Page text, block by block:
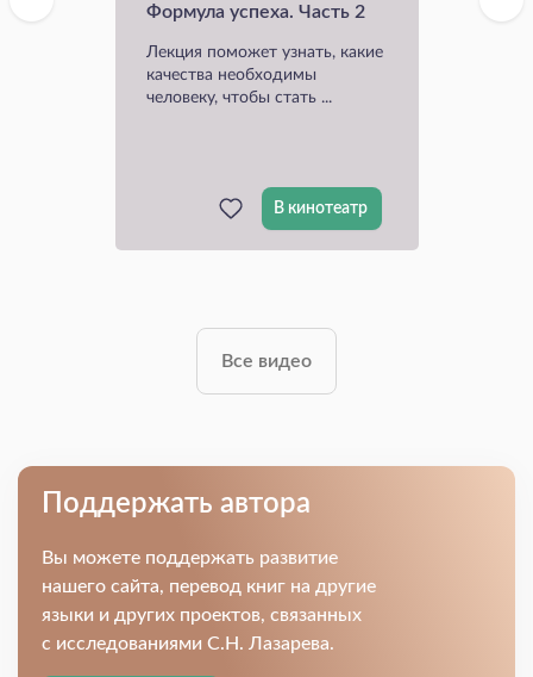
Формула успеха. Часть 2
Лекция поможет узнать, какие
качества необходимы
человеку, чтобы стать ...
В кинотеатр
Все видео
Поддержать автора
Вы можете поддержать развитие
нашего сайта, перевод книг на другие
языки и других проектов, связанных
с исследованиями С.Н. Лазарева.